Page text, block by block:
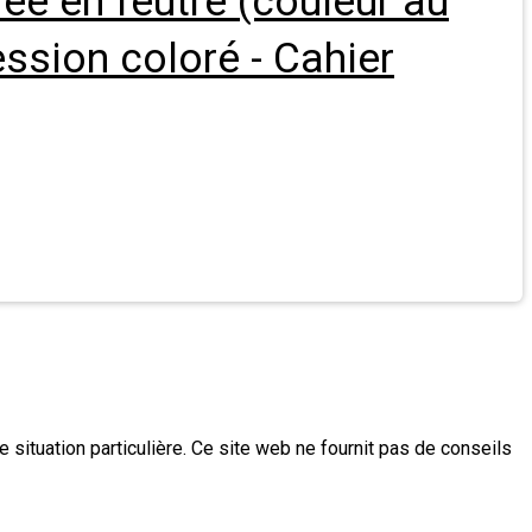
coloré - Cahier
situation particulière. Ce site web ne fournit pas de conseils